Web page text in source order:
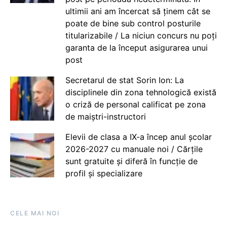
ultimii ani am încercat să ținem cât se
poate de bine sub control posturile
titularizabile / La niciun concurs nu poți
garanta de la început asigurarea unui
post
Secretarul de stat Sorin Ion: La
disciplinele din zona tehnologică există
o criză de personal calificat pe zona
de maiștri-instructori
Elevii de clasa a IX-a încep anul școlar
2026-2027 cu manuale noi / Cărțile
sunt gratuite și diferă în funcție de
profil și specializare
CELE MAI NOI